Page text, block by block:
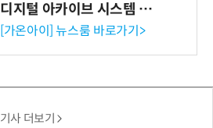
디지털 아카이브 시스템 구축
수행
[가온아이] 뉴스룸 바로가기>
기사 더보기